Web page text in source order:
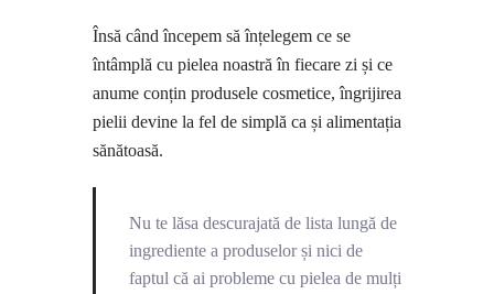
Însă când începem să înțelegem ce se
întâmplă cu pielea noastră în fiecare zi și ce
anume conțin produsele cosmetice, îngrijirea
pielii devine la fel de simplă ca și alimentația
sănătoasă.
Nu te lăsa descurajată de lista lungă de
ingrediente a produselor și nici de
faptul că ai probleme cu pielea de mulți